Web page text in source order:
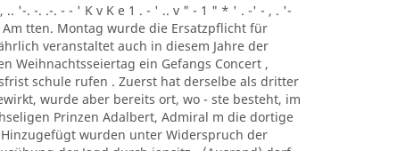
.. '-. -. .-. - - ' K v K e 1 . - ' .. v " - 1 " * ' . -' - , . '-
tten. Montag wurde die Ersatzpflicht für
veranstaltet auch in diesem Jahre der
Weihnachtsseiertag ein Gefangs Concert ,
schule rufen . Zuerst hat derselbe als dritter
wurde aber bereits ort, wo - ste besteht, im
Prinzen Adalbert, Admiral m die dortige
wurden unter Widerspruch der